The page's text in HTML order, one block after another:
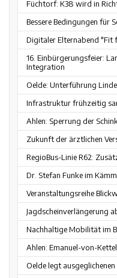
Füchtorf: K38 wird in
Bessere Bedingungen für
Digitaler Elternabend "Fit
16. Einbürgerungsfeier:
Integration
Oelde: Unterführung
Infrastruktur frühzeitig
Ahlen: Sperrung der
Zukunft der ärztlichen
RegioBus-Linie R62:
Dr. Stefan Funke im
Veranstaltungsreihe
Jagdscheinverlängerung
Nachhaltige Mobilität im
Ahlen: Emanuel-von-
Oelde legt